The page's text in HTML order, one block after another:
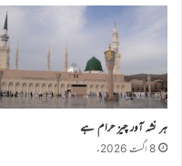
ہر نشہ آور چیز حرام ہے
8 اگست 2026ء